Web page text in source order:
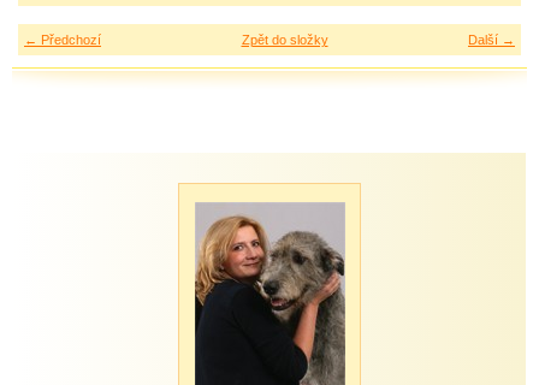
← Předchozí Další →
Zpět do složky